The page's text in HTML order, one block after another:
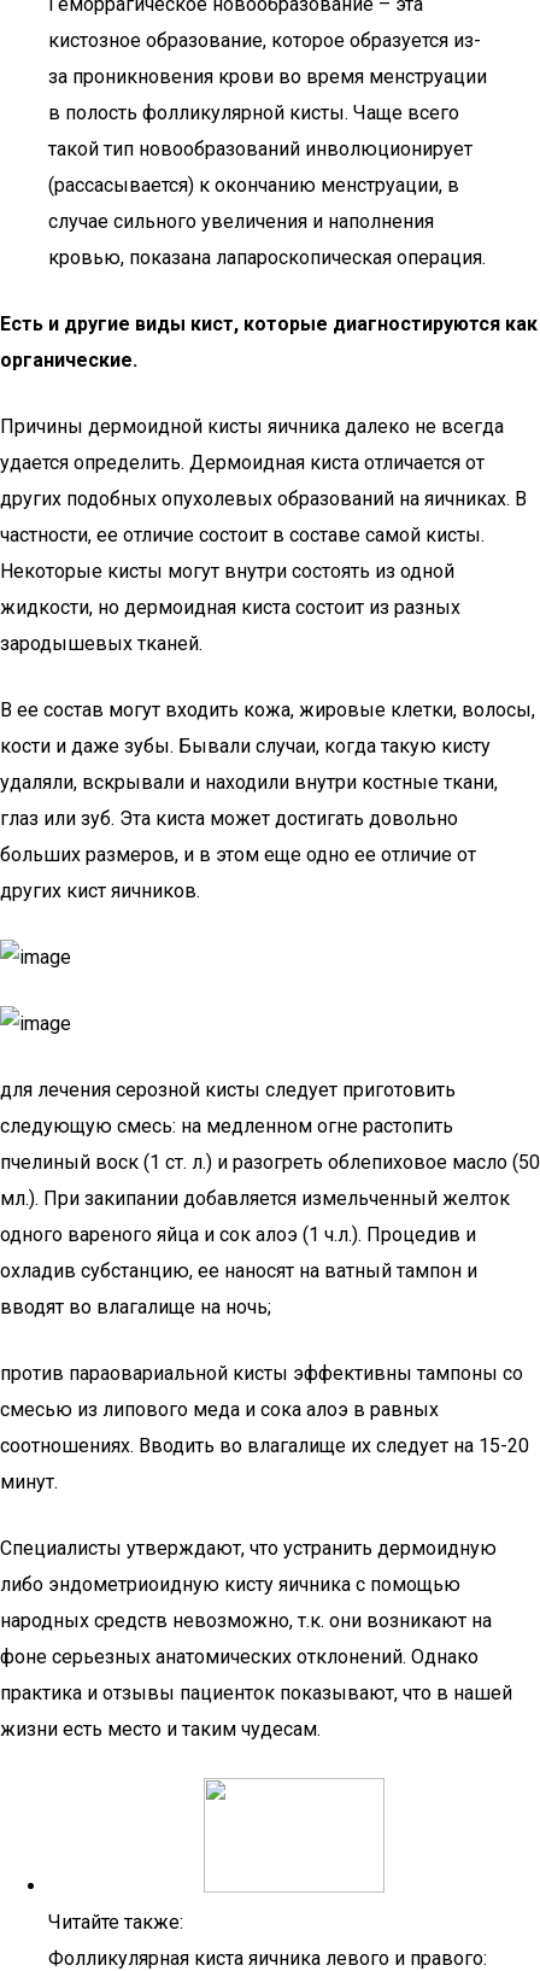
кистозное образование, которое образуется из-
за проникновения крови во время менструации
в полость фолликулярной кисты. Чаще всего
такой тип новообразований инволюционирует
(рассасывается) к окончанию менструации, в
случае сильного увеличения и наполнения
кровью, показана лапароскопическая операция.
Есть и другие виды кист, которые диагностируются как
органические.
Причины дермоидной кисты яичника далеко не всегда
удается определить. Дермоидная киста отличается от
других подобных опухолевых образований на яичниках. В
частности, ее отличие состоит в составе самой кисты.
Некоторые кисты могут внутри состоять из одной
жидкости, но дермоидная киста состоит из разных
зародышевых тканей.
В ее состав могут входить кожа, жировые клетки, волосы,
кости и даже зубы. Бывали случаи, когда такую кисту
удаляли, вскрывали и находили внутри костные ткани,
глаз или зуб. Эта киста может достигать довольно
больших размеров, и в этом еще одно ее отличие от
других кист яичников.
для лечения серозной кисты следует приготовить
следующую смесь: на медленном огне растопить
пчелиный воск (1 ст. л.) и разогреть облепиховое масло (50
мл.). При закипании добавляется измельченный желток
одного вареного яйца и сок алоэ (1 ч.л.). Процедив и
охладив субстанцию, ее наносят на ватный тампон и
вводят во влагалище на ночь;
против параовариальной кисты эффективны тампоны со
смесью из липового меда и сока алоэ в равных
соотношениях. Вводить во влагалище их следует на 15-20
минут.
Специалисты утверждают, что устранить дермоидную
либо эндометриоидную кисту яичника с помощью
народных средств невозможно, т.к. они возникают на
фоне серьезных анатомических отклонений. Однако
практика и отзывы пациенток показывают, что в нашей
жизни есть место и таким чудесам.
Читайте также:
Фолликулярная киста яичника левого и правого: